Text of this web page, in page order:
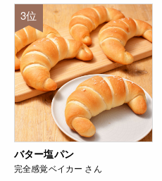
3位
バター塩パン
完全感覚ベイカー さん